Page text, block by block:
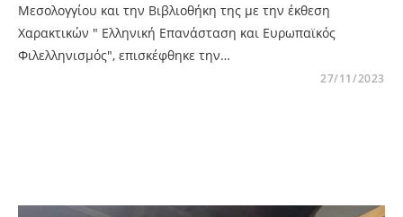
Μεσολογγίου και την Βιβλιοθήκη της με την έκθεση
Χαρακτικών " Ελληνική Επανάσταση και Ευρωπαϊκός
Φιλελληνισμός", επισκέφθηκε την…
27/11/2023